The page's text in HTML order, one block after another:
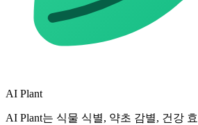
AI Plant
AI Plant는 식물 식별, 약초 감별, 건강